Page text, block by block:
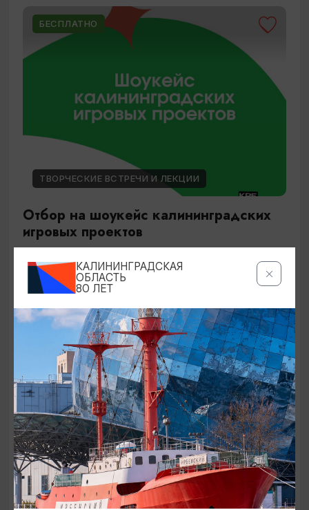
БЕСПЛАТНО
ТВОРЧЕСКИЕ ВСТРЕЧИ И ЛЕКЦИИ
Отбор на шоукейс калининградских
игровых проектов
22.08.2026
Калининград, ул. Куйбышева, 11
ОТ 1000₽
КОНЦЕРТЫ
КАЛИНИНГРАДСКАЯ
ОБЛАСТЬ
80 ЛЕТ